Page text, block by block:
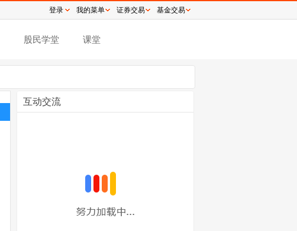
股民学堂 课堂
互动交流
登录 我的菜单 证券交易 基金交易